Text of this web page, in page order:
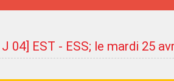
04] EST - ESS; le mardi 25